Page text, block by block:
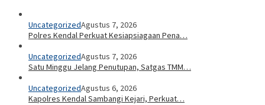
UncategorizedAgustus 7, 2026
Polres Kendal Perkuat Kesiapsiagaan Pena…
UncategorizedAgustus 7, 2026
Satu Minggu Jelang Penutupan, Satgas TMM…
UncategorizedAgustus 6, 2026
Kapolres Kendal Sambangi Kejari, Perkuat…